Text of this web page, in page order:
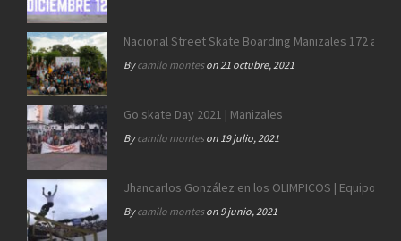
Nacional Street Skate Boarding Manizales 172 años
Bycamilo monteson 21 octubre, 2021
Go skate Day 2021 | Manizales
Bycamilo monteson 19 julio, 2021
Jhancarlos González en los OLIMPICOS | Equipo SB
Bycamilo monteson 9 junio, 2021